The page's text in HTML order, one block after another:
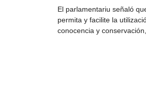
El parlamentariu señaló
permita y facilite la
conocencia y